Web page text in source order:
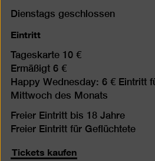
Dienstags geschlossen
Eintritt
Tageskarte 10 €
Ermäßigt 6 €
Happy Wednesday: 6 € Eintritt
Mittwoch des Monats
Freier Eintritt bis 18 Jahre
Freier Eintritt für Geflüchtete
Tickets kaufen